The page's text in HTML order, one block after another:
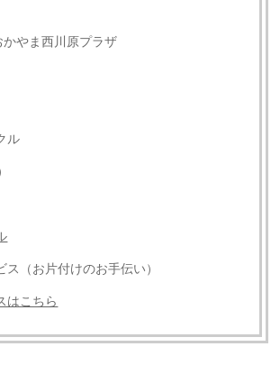
やま西川原プラザ
ル
（お片付けのお手伝い）
はこちら